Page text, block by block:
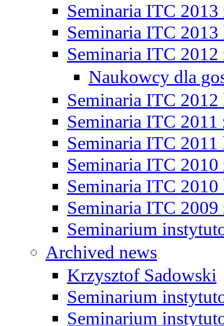
Seminaria ITC 2013
Seminaria ITC 2013
Seminaria ITC 2012
Naukowcy dla
Seminaria ITC 2012
Seminaria ITC 2011
Seminaria ITC 2011
Seminaria ITC 2010
Seminaria ITC 2010
Seminaria ITC 2009
Seminarium
Archived news
Krzysztof Sadowski
Seminarium
Seminarium